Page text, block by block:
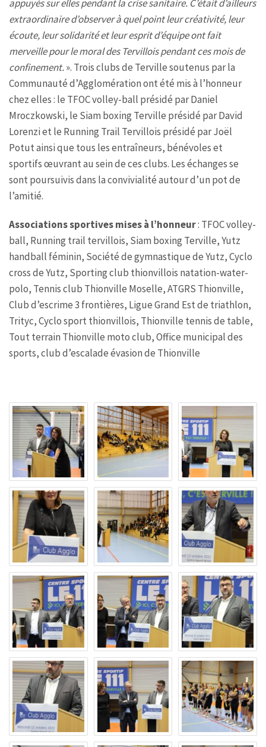
appuyés sur elles pendant la crise sanitaire. C’était d’ailleurs
extraordinaire d’observer à quel point leur créativité, leur
écoute, leur solidarité et leur esprit d’équipe ont fait
merveille pour le moral des Tervillois pendant ces mois de
confinement.». Trois clubs de Terville soutenus par la
Communauté d’Agglomération ont été mis à l’honneur
chez elles : le TFOC volley-ball présidé par Daniel
Mroczkowski, le Siam boxing Terville présidé par David
Lorenzi et le Running Trail Tervillois présidé par Joël
Potut ainsi que tous les entraîneurs, bénévoles et
sportifs œuvrant au sein de ces clubs. Les échanges se
sont poursuivis dans la convivialité autour d’un pot de
l’amitié.
Associations sportives mises à l’honneur: TFOC volley-
ball, Running trail tervillois, Siam boxing Terville, Yutz
handball féminin, Société de gymnastique de Yutz, Cyclo
cross de Yutz, Sporting club thionvillois natation-water-
polo, Tennis club Thionville Moselle, ATGRS Thionville,
Club d’escrime 3 frontières, Ligue Grand Est de triathlon,
Trityc, Cyclo sport thionvillois, Thionville tennis de table,
Tout terrain Thionville moto club, Office municipal des
sports, club d’escalade évasion de Thionville